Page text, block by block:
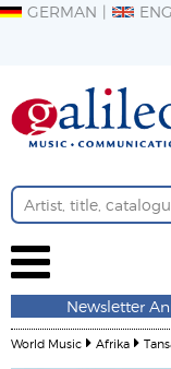
GERMAN
Newsletter
World Music Afrika